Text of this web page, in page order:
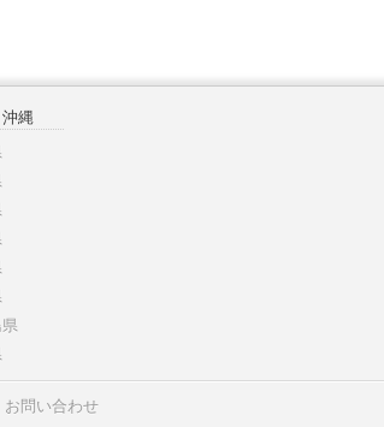
縄
お問い合わせ